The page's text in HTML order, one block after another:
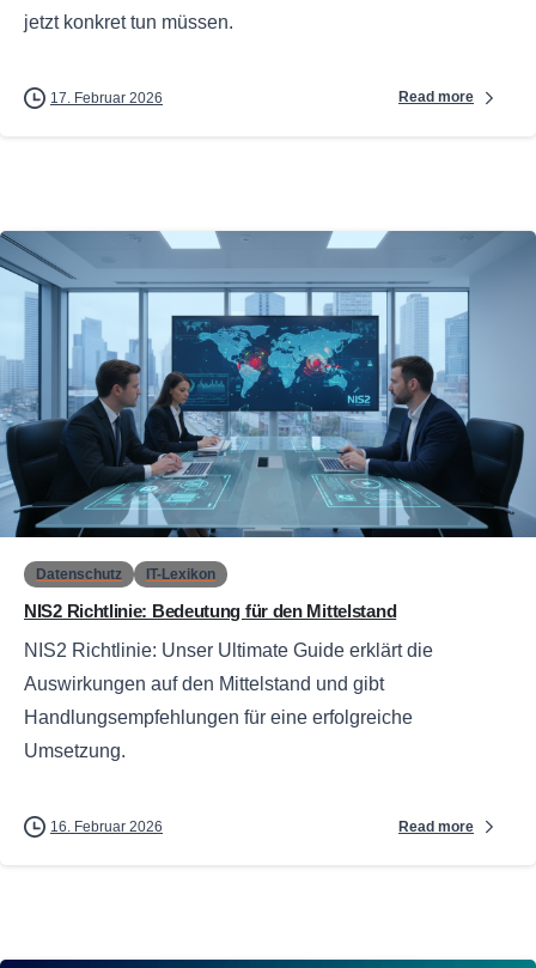
jetzt konkret tun müssen.
17. Februar 2026 Read more
Datenschutz IT-Lexikon
NIS2 Richtlinie: Bedeutung für den Mittelstand
NIS2 Richtlinie: Unser Ultimate Guide erklärt die
Auswirkungen auf den Mittelstand und gibt
Handlungsempfehlungen für eine erfolgreiche
Umsetzung.
16. Februar 2026 Read more